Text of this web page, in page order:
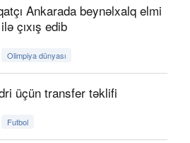
Ankarada beynəlxalq elmi
çıxış edib
Olimpiya dünyası
üçün transfer təklifi
Futbol